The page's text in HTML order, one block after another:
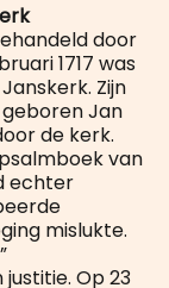
door
1717 was
Zijn
geboren Jan
de kerk.
van
echter
mislukte.
Op 23